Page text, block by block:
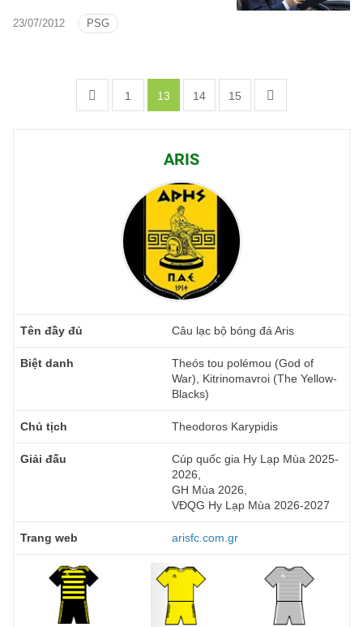
23/07/2012 PSG
Caesar".
1 13 14 15
ARIS
Tên đầy đủ Câu lạc bộ bóng đá Aris
Biệt danh
Theós tou polémou (God of
War), Kitrinomavroi (The Yellow-
Blacks)
Chủ tịch Theodoros Karypidis
Giải đấu
Cúp quốc gia Hy Lạp Mùa 2025-
2026,
GH Mùa 2026,
VĐQG Hy Lạp Mùa 2026-2027
Trang web arisfc.com.gr